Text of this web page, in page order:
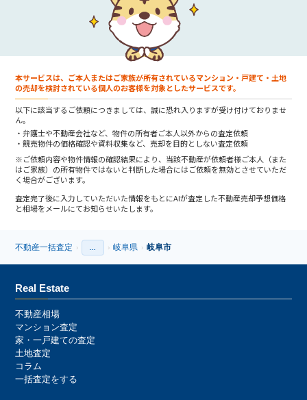
本サービスは、ご本人またはご家族が所有されているマンション・戸建て・土地
の売却を検討されている個人のお客様を対象としたサービスです。
以下に該当するご依頼につきましては、誠に恐れ入りますが受け付けておりませ
ん。
弁護士や不動産会社など、物件の所有者ご本人以外からの査定依頼
競売物件の価格確認や資料収集など、売却を目的としない査定依頼
※ご依頼内容や物件情報の確認結果により、当該不動産が依頼者様ご本人（また
はご家族）の所有物件ではないと判断した場合にはご依頼を無効とさせていただ
く場合がございます。
査定完了後に入力していただいた情報をもとにAIが査定した不動産売却予想価格
と相場をメールにてお知らせいたします。
不動産一括査定 › › 岐阜県 › 岐阜市
Real Estate
不動産相場
マンション査定
家・一戸建ての査定
土地査定
コラム
一括査定をする